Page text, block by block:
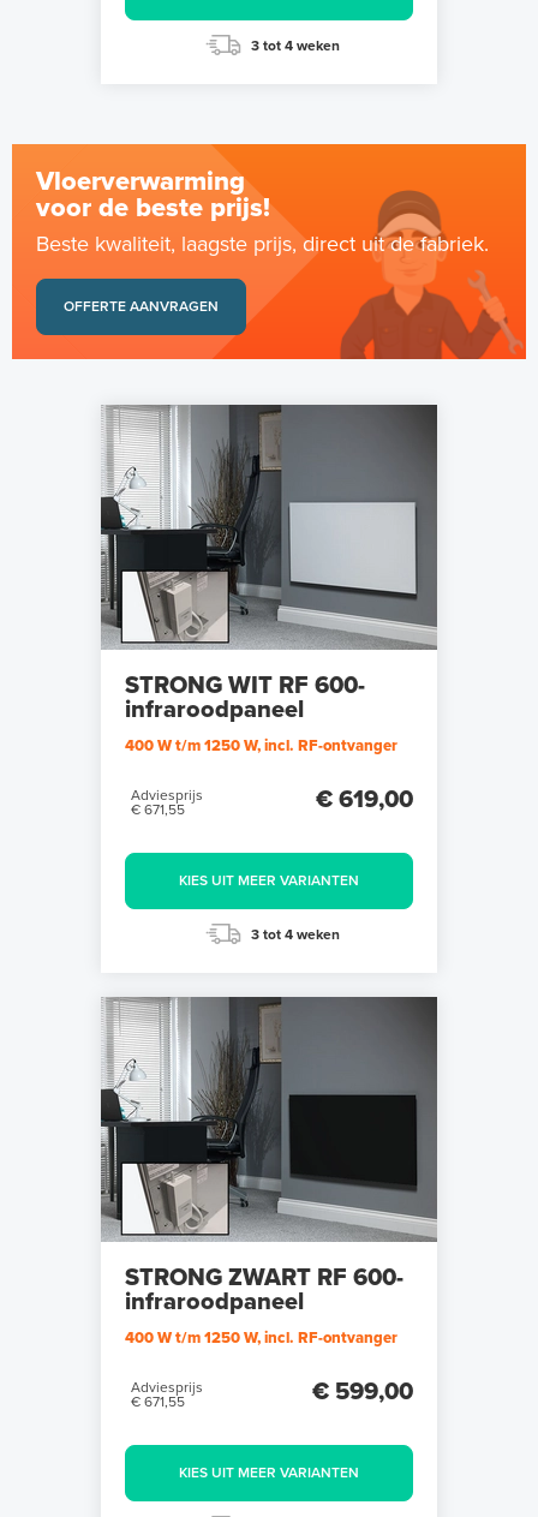
3 tot 4 weken
Vloerverwarming
voor de beste prijs!
Beste kwaliteit, laagste prijs, direct uit de fabriek.
OFFERTE AANVRAGEN
STRONG WIT RF 600-
infraroodpaneel
400 W t/m 1250 W, incl. RF-ontvanger
Adviesprijs
€ 671,55
€ 619,00
KIES UIT MEER VARIANTEN
3 tot 4 weken
STRONG ZWART RF 600-
infraroodpaneel
400 W t/m 1250 W, incl. RF-ontvanger
Adviesprijs
€ 671,55
€ 599,00
KIES UIT MEER VARIANTEN